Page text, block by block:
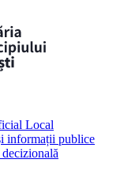
Local
informații publice